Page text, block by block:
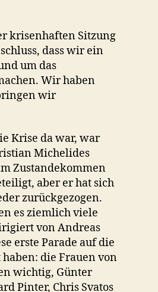
krisenhaften Sitzung
dass wir ein
um das
Wir haben
wir
Krise da war, war
Michelides
Zustandekommen
aber er hat sich
zurückgezogen.
es ziemlich viele
von Andreas
erste Parade auf die
die Frauen von
wichtig, Günter
Pinter, Chris Svatos